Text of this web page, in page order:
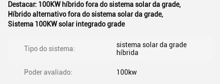
Destacar: 100KW híbrido fora do sistema solar da grade,
Híbrido alternativo fora do sistema solar da grade,
Sistema 100KW solar integrado grade
Tipo do sistema:
sistema solar da grade
híbrida
Poder avaliado: 100kw